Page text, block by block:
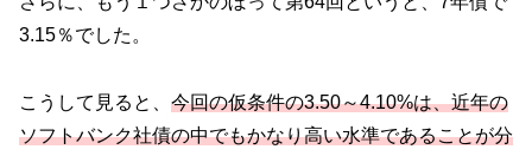
3.15％でした。
こうして見ると、 今回の仮条件の3.50～4.10%は、近年の
ソフトバンク社債の中でもかなり高い水準であることが分